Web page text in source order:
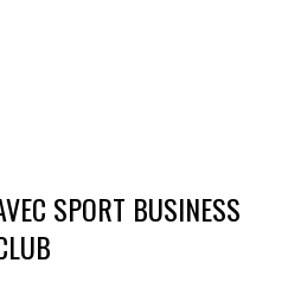
SPORT BUSINESS